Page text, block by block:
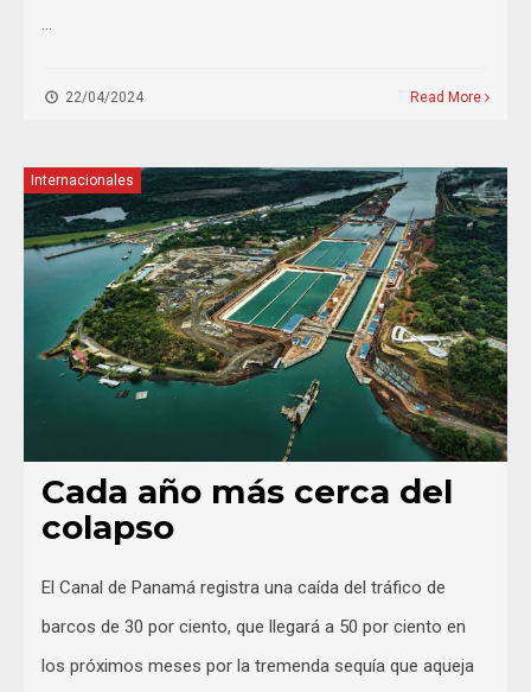
…
22/04/2024 Read More
Internacionales
Cada año más cerca del
colapso
El Canal de Panamá registra una caída del tráfico de
barcos de 30 por ciento, que llegará a 50 por ciento en
los próximos meses por la tremenda sequía que aqueja